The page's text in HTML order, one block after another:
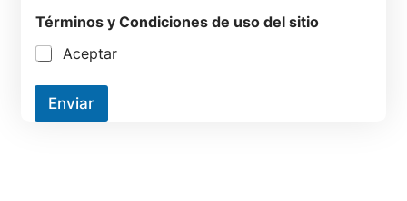
Términos y Condiciones de uso del sitio
Aceptar
Enviar